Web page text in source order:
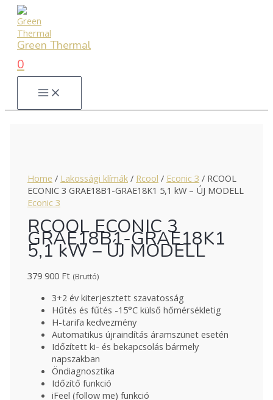
Skip
content
Green Thermal
0
MAIN
MENU
Home / Lakossági klímák / Rcool / Econic 3 / RCOOL
ECONIC 3 GRAE18B1-GRAE18K1 5,1 kW – ÚJ MODELL
Econic 3
RCOOL ECONIC 3
GRAE18B1-GRAE18K1
5,1 kW – ÚJ MODELL
379 900 Ft (Bruttó)
3+2 év kiterjesztett szavatosság
Hűtés és fűtés -15°C külső hőmérsékletig
H-tarifa kedvezmény
Automatikus újraindítás áramszünet esetén
Időzített ki- és bekapcsolás bármely
napszakban
Öndiagnosztika
Időzítő funkció
iFeel (follow me) funkció